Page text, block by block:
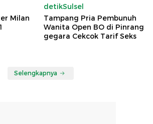
Milan
detikSulsel
Tampang Pria Pembunuh
Wanita Open BO di Pinrang
gegara Cekcok Tarif Seks
Selengkapnya